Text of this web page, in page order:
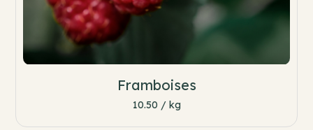
Framboises
10.50 / kg